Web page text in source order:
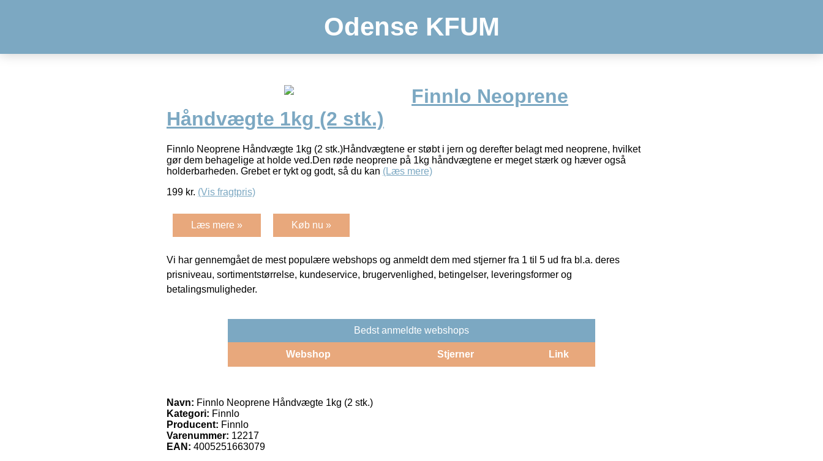
Odense KFUM
Finnlo Neoprene
Håndvægte 1kg (2 stk.)
Finnlo Neoprene Håndvægte 1kg (2 stk.)Håndvægtene er støbt i jern og derefter belagt med neoprene, hvilket
gør dem behagelige at holde ved.Den røde neoprene på 1kg håndvægtene er meget stærk og hæver også
holderbarheden. Grebet er tykt og godt, så du kan (Læs mere)
199 kr. (Vis fragtpris)
Læs mere » Køb nu »
Vi har gennemgået de mest populære webshops og anmeldt dem med stjerner fra 1 til 5 ud fra bl.a. deres
prisniveau, sortimentstørrelse, kundeservice, brugervenlighed, betingelser, leveringsformer og
betalingsmuligheder.
Bedst anmeldte webshops
Webshop Stjerner Link
Navn: Finnlo Neoprene Håndvægte 1kg (2 stk.)
Kategori: Finnlo
Producent: Finnlo
Varenummer: 12217
EAN: 4005251663079